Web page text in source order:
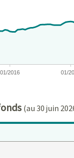
Time. Data
values. Data
01/2016 01/
(au 30 juin